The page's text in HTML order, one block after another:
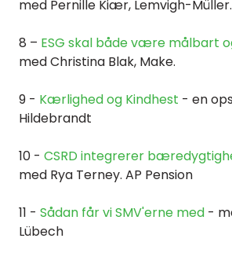
med Pernille Kiær, Lemvigh-Müller.
8 – ESG skal både være målbart
med Christina Blak, Make.
9 - Kærlighed og Kindhest - en
Hildebrandt
10 - CSRD integrerer
med Rya Terney. AP Pension
11 - Sådan får vi SMV'erne med -
Lübech